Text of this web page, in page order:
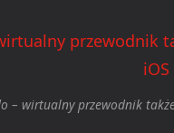
– wirtualny przewodnik